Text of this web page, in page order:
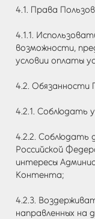
4.1. Права
4.1.1.
возможности,
условии оплаты
4.2. Обязанности
4.2.1. Соблюдать
4.2.2. Соблюдать
Российской
интересы
Контента;
4.2.3.
направленных на